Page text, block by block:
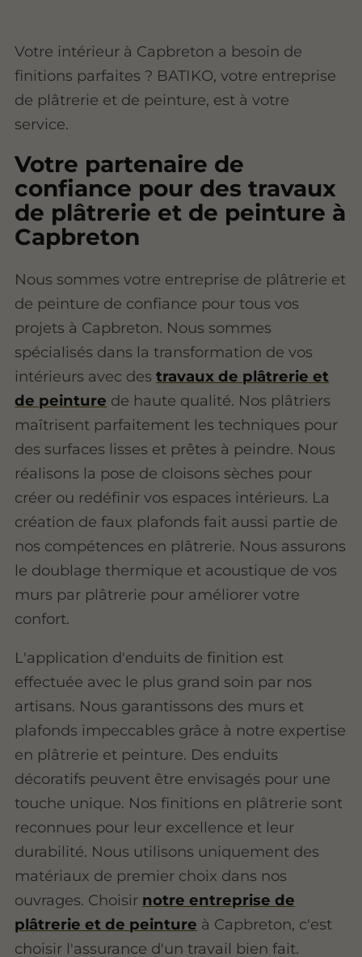
Votre intérieur à Capbreton a besoin de
finitions parfaites ? BATIKO, votre entreprise
de plâtrerie et de peinture, est à votre
service.
Votre partenaire de
confiance pour des travaux
de plâtrerie et de peinture à
Capbreton
Nous sommes votre entreprise de plâtrerie et
de peinture de confiance pour tous vos
projets à Capbreton. Nous sommes
spécialisés dans la transformation de vos
intérieurs avec destravaux de plâtrerie et
de peinture de haute qualité. Nos plâtriers
maîtrisent parfaitement les techniques pour
des surfaces lisses et prêtes à peindre. Nous
réalisons la pose de cloisons sèches pour
créer ou redéfinir vos espaces intérieurs. La
création de faux plafonds fait aussi partie de
nos compétences en plâtrerie. Nous assurons
le doublage thermique et acoustique de vos
murs par plâtrerie pour améliorer votre
confort.
L'application d'enduits de finition est
effectuée avec le plus grand soin par nos
artisans. Nous garantissons des murs et
plafonds impeccables grâce à notre expertise
en plâtrerie et peinture. Des enduits
décoratifs peuvent être envisagés pour une
touche unique. Nos finitions en plâtrerie sont
reconnues pour leur excellence et leur
durabilité. Nous utilisons uniquement des
matériaux de premier choix dans nos
ouvrages. Choisir notre entreprise de
plâtrerie et de peinture à Capbreton, c'est
choisir l'assurance d'un travail bien fait.